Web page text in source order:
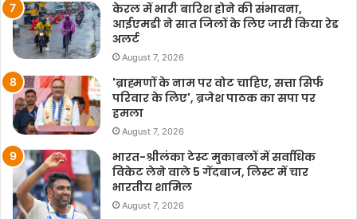
केरल में भारी बारिश होने की संभावना,
आईएमडी ने सात जिलों के लिए जारी किया रेड
अलर्ट
August 7, 2026
'ब्राह्मणों के नाम पर वोट चाहिए, सत्ता सिर्फ
परिवार के लिए', ब्रजेश पाठक का सपा पर
हमला
August 7, 2026
भारत-श्रीलंका टेस्ट मुकाबलों में सर्वाधिक
विकेट लेने वाले 5 गेंदबाज, लिस्ट में चार
भारतीय शामिल
August 7, 2026